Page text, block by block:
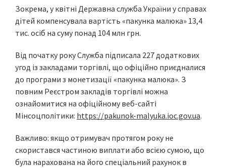
Зокрема, у квітні Державна служба України у справах
дітей компенсувала вартість «пакунка малюка» 13,4
тис. осіб на суму понад 104 млн грн.
Від початку року Служба підписала 227 додаткових
угод із закладами торгівлі, що офіційно приєдналися
до програми з монетизації «пакунка малюка». З
повним Реєстром закладів торгівлі можна
ознайомитися на офіційному веб-сайті
Мінсоцполітики: https://pakunok-malyuka.ioc.gov.ua.
Важливо: якщо отримувач протягом року не
скористався частиною виплати або всією сумою, що
була нарахована на його спеціальний рахунок в